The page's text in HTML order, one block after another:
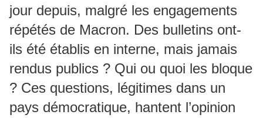
jour depuis, malgré les engagements
répétés de Macron. Des bulletins ont-
ils été établis en interne, mais jamais
rendus publics ? Qui ou quoi les bloque
? Ces questions, légitimes dans un
pays démocratique, hantent l’opinion